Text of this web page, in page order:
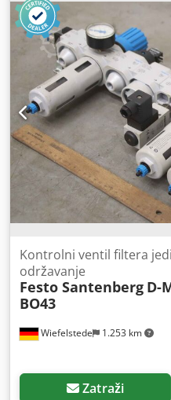
Wiefelstede 1.253 km
Kontrolni ventil filtera
održavanje
Festo Santenberg D-
BO43
Zatraži